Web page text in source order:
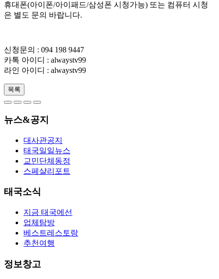
휴대폰(아이폰/아이패드/삼성폰 시청가능) 또는 컴퓨터 시청
은 별도 문의 바랍니다.
신청문의 : 094 198 9447
카톡 아이디 : alwaystv99
라인 아이디 : alwaystv99
목록
뉴스&공지
대사관공지
태국일일뉴스
교민단체동정
스페샬리포트
태국소식
지금 태국에선
업체탐방
베스트레스토랑
추천여행
정보창고